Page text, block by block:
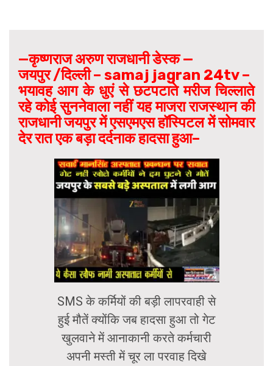
—कृष्णराज अरुण राजधानी डेस्क —
जयपुर /दिल्ली – samaj jagran 24tv –
भयावह आग के धुएं से छटपटाते मरीज चिल्लाते
रहे कोई सुननेवाला नहीं यह माजरा राजस्थान की
राजधानी जयपुर में एसएमएस हॉस्पिटल में सोमवार
देर रात एक बड़ा दर्दनाक हादसा हुआ–
SMS के कर्मियों की बड़ी लापरवाही से
हुई मौतें क्योंकि जब हादसा हुआ तो गेट
खुलवाने में आनाकानी करते कर्मचारी
अपनी मस्ती में चूर ला परवाह दिखे